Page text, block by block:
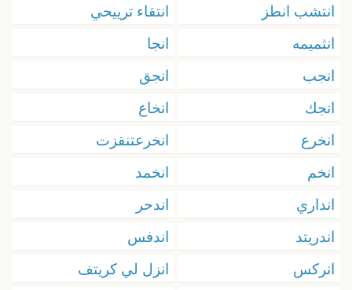
انتشب انطز
انتقاء ترييحي
انثميمه
انجا
انجب
انجق
انجك
انخاع
انخرع
انخرعتنقزت
انخم
انخمد
انداري
اندحر
اندريتد
اندفس
انركس
انزل لي كريتف